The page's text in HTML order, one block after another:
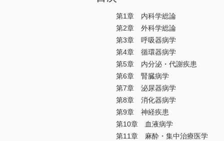
第1章 内科学総論
第2章 外科学総論
第3章 呼吸器病学
第4章 循環器病学
第5章 内分泌・代謝疾患
第6章 腎臓病学
第7章 泌尿器病学
第8章 消化器病学
第9章 神経疾患
第10章 血液病学
第11章 麻酔・集中治療医学